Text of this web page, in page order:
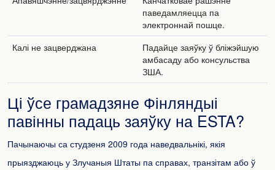
паведамляецца па
электроннай пошце.
Калі не зацверджана
Падайце заяўку ў бліжэйшую
амбасаду або консульства
ЗША.
Ці ўсе грамадзяне Фінляндыі
павінны падаць заяўку на ESTA?
Пачынаючы са студзеня 2009 года наведвальнікі, якія
прыязджаюць у Злучаныя Штаты па справах, транзітам або ў